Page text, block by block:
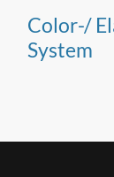
Color-/
System